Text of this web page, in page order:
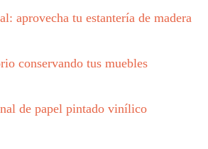
aprovecha tu estantería de madera
conservando tus muebles
de papel pintado vinílico